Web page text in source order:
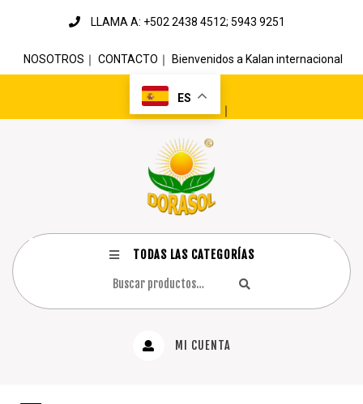
LLAMA A: +502 2438 4512; 5943 9251
NOSOTROS ｜ CONTACTO ｜ Bienvenidos a Kalan internacional
ES
｜
TODAS LAS CATEGORÍAS
MI CUENTA